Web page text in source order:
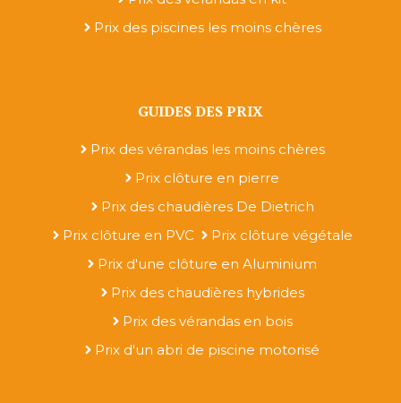
Prix des piscines les moins chères
GUIDES DES PRIX
Prix des vérandas les moins chères
Prix clôture en pierre
Prix des chaudières De Dietrich
Prix clôture en PVC
Prix clôture végétale
Prix d'une clôture en Aluminium
Prix des chaudières hybrides
Prix des vérandas en bois
Prix d'un abri de piscine motorisé